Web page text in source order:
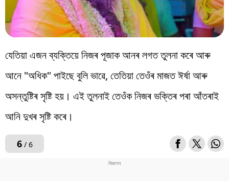
যেতিয়া এজন ব্যক্তিয়ে নিজৰ পূজাক আনৰ লগত তুলনা কৰে আৰু
আনে "অধিক" পাইছে বুলি ভাৱে, তেতিয়া তেওঁৰ মাজত ঈৰ্ষা আৰু
অসন্তুষ্টিৰ সৃষ্টি হয়। এই তুলনাই তেওঁক নিজৰ ভক্তিৰ পৰা আঁতৰাই
আনি দুখৰ সৃষ্টি কৰে।
6/ 6